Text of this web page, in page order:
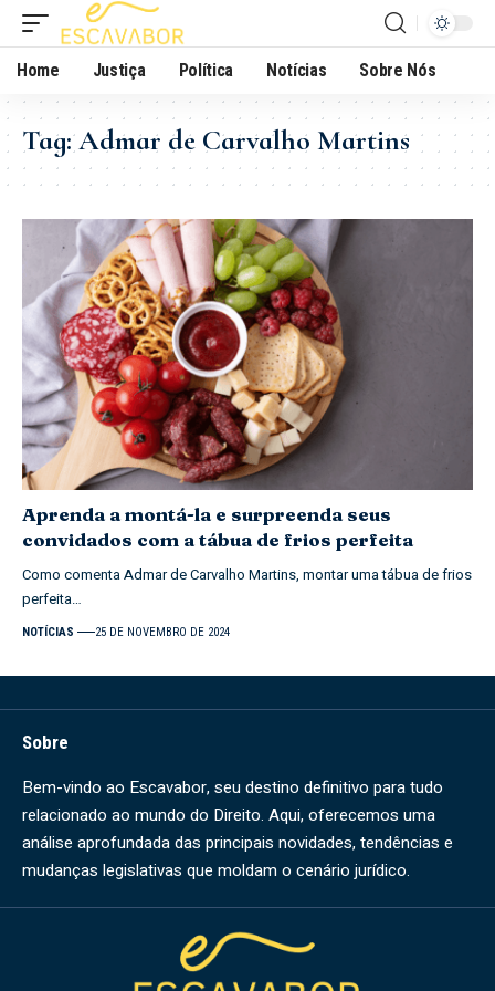
Home Justiça Política Notícias Sobre Nós
Tag:Admar de Carvalho Martins
Aprenda a montá-la e surpreenda seus
convidados com a tábua de frios perfeita
Como comenta Admar de Carvalho Martins, montar uma tábua de frios
perfeita…
NOTÍCIAS 25 DE NOVEMBRO DE 2024
Sobre
Bem-vindo ao Escavabor, seu destino definitivo para tudo
relacionado ao mundo do Direito. Aqui, oferecemos uma
análise aprofundada das principais novidades, tendências e
mudanças legislativas que moldam o cenário jurídico.